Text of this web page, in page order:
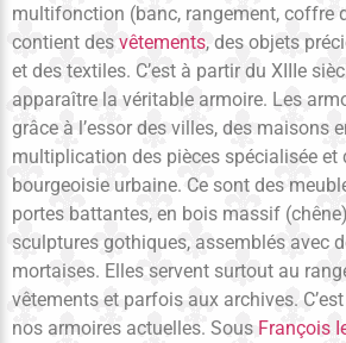
multifonction (banc, rangement, coffre
contient des vêtements, des objets
et des textiles. C’est à partir du XIIIe
apparaître la véritable armoire. Les
grâce à l’essor des villes, des maisons
multiplication des pièces spécialisée et
bourgeoisie urbaine. Ce sont des
portes battantes, en bois massif
sculptures gothiques, assemblés avec
mortaises. Elles servent surtout au
vêtements et parfois aux archives.
nos armoires actuelles. Sous François